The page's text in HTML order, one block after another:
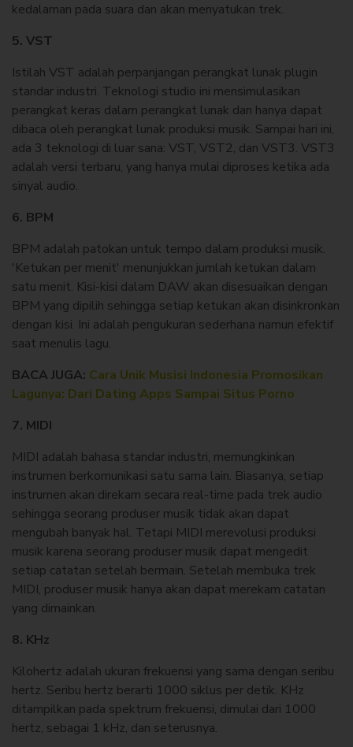
kedalaman pada suara dan akan menyatukan trek.
5. VST
Istilah VST adalah perpanjangan perangkat lunak plugin
standar industri. Teknologi studio ini mensimulasikan
perangkat keras dalam perangkat lunak dan hanya dapat
dibaca oleh perangkat lunak produksi musik. Sampai hari ini,
ada 3 teknologi di luar sana: VST, VST2, dan VST3. VST3
adalah versi terbaru, yang hanya mulai diproses ketika ada
sinyal audio.
6. BPM
BPM adalah patokan untuk tempo dalam produksi musik.
'Ketukan per menit' menunjukkan jumlah ketukan dalam
satu menit. Kisi-kisi dalam DAW akan disesuaikan dengan
BPM yang dipilih sehingga setiap ketukan akan disinkronkan
dengan kisi. Ini adalah pengukuran sederhana namun efektif
saat menulis lagu.
BACA JUGA: Cara Unik Musisi Indonesia Promosikan
Lagunya: Dari Dating Apps Sampai Situs Porno
7. MIDI
MIDI adalah bahasa standar industri, memungkinkan
instrumen berkomunikasi satu sama lain. Biasanya, setiap
instrumen akan direkam secara real-time pada trek audio
sehingga seorang produser musik tidak akan dapat
mengubah banyak hal. Tetapi MIDI merevolusi produksi
musik karena seorang produser musik dapat mengedit
setiap catatan setelah bermain. Setelah membuka trek
MIDI, produser musik hanya akan dapat merekam catatan
yang dimainkan.
8. KHz
Kilohertz adalah ukuran frekuensi yang sama dengan seribu
hertz. Seribu hertz berarti 1000 siklus per detik. KHz
ditampilkan pada spektrum frekuensi, dimulai dari 1000
hertz, sebagai 1 kHz, dan seterusnya.